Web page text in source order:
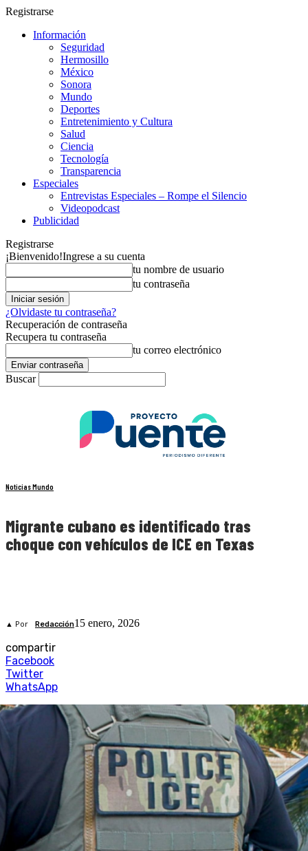
Registrarse
Información
Seguridad
Hermosillo
México
Sonora
Mundo
Deportes
Entretenimiento y Cultura
Salud
Ciencia
Tecnología
Transparencia
Especiales
Entrevistas Especiales – Rompe el Silencio
Videopodcast
Publicidad
Registrarse
¡Bienvenido!Ingrese a su cuenta
tu nombre de usuario
tu contraseña
¿Olvidaste tu contraseña?
Recuperación de contraseña
Recupera tu contraseña
tu correo electrónico
Buscar
Noticias Mundo
Migrante cubano es identificado tras
choque con vehículos de ICE en Texas
▲ Por Redacción15 enero, 2026
compartir
Facebook
Twitter
WhatsApp